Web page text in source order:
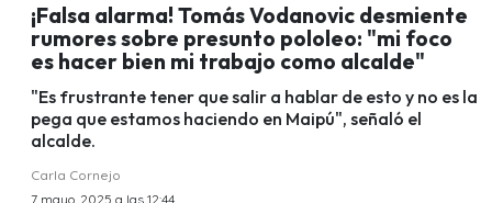
¡Falsa alarma! Tomás Vodanovic desmiente
rumores sobre presunto pololeo: "mi foco
es hacer bien mi trabajo como alcalde"
"Es frustrante tener que salir a hablar de esto y no es la
pega que estamos haciendo en Maipú", señaló el
alcalde.
Carla Cornejo
7 mayo, 2025 a las 12:44